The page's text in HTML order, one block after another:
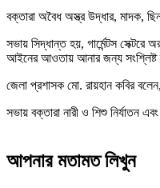
বক্তারা অবৈধ অস্ত্র উদ্ধার, মাদক,
সভায় সিদ্ধান্ত হয়, গার্মেন্টস
আইনের আওতায় আনার জন্য সংশ্লিষ্ট
জেলা প্রশাসক মো. রায়হান কবির
সভায় বক্তারা নারী ও শিশু নির্যাতন
আপনার মতামত লিখুন